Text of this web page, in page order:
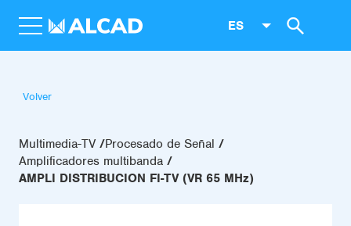
ES
Volver
Multimedia-TV
Procesado de Señal
Amplificadores multibanda
AMPLI DISTRIBUCION FI-TV (VR 65 MHz)